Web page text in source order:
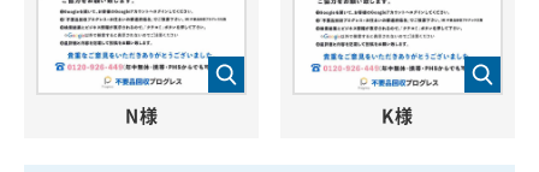
N様 K様